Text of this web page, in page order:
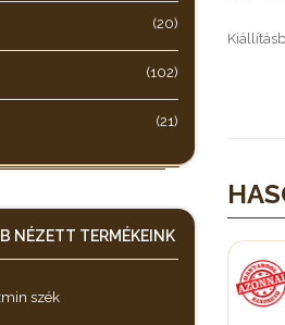
(20)
(102)
(21)
NÉZETT TERMÉKEINK
szék